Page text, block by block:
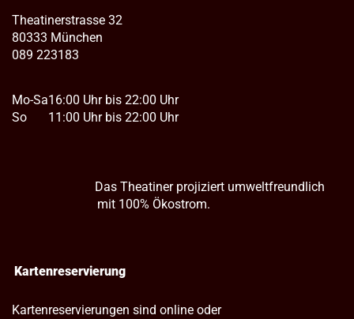
Theatinerstrasse 32
80333 München
089 223183
Mo-Sa
So
16:00 Uhr bis 22:00 Uhr
11:00 Uhr bis 22:00 Uhr
Das Theatiner projiziert umweltfreundlich
mit 100% Ökostrom.
Kartenreservierung
Kartenreservierungen sind online oder